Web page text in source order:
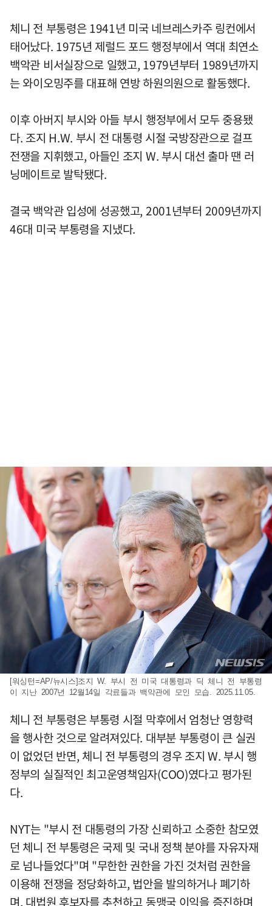
체니 전 부통령은 1941년 미국 네브레스카주 링컨에서
태어났다. 1975년 제럴드 포드 행정부에서 역대 최연소
백악관 비서실장으로 일했고, 1979년부터 1989년까지
는 와이오밍주를 대표해 연방 하원의원으로 활동했다.
이후 아버지 부시와 아들 부시 행정부에서 모두 중용됐
다. 조지 H.W. 부시 전 대통령 시절 국방장관으로 걸프
전쟁을 지휘했고, 아들인 조지 W. 부시 대선 출마 땐 러
닝메이트로 발탁됐다.
결국 백악관 입성에 성공했고, 2001년부터 2009년까지
46대 미국 부통령을 지냈다.
[워싱턴=AP/뉴시스]조지 W. 부시 전 미국 대통령과 딕 체니 전 부통령
이 지난 2007년 12월14일 각료들과 백악관에 모인 모습. 2025.11.05.
체니 전 부통령은 부통령 시절 막후에서 엄청난 영향력
을 행사한 것으로 알려져있다. 대부분 부통령이 큰 실권
이 없었던 반면, 체니 전 부통령의 경우 조지 W. 부시 행
정부의 실질적인 최고운영책임자(COO)였다고 평가된
다.
NYT는 "부시 전 대통령의 가장 신뢰하고 소중한 참모였
던 체니 전 부통령은 국제 및 국내 정책 분야를 자유자재
로 넘나들었다"며 "무한한 권한을 가진 것처럼 권한을
이용해 전쟁을 정당화하고, 법안을 발의하거나 폐기하
며, 대법원 후보자를 추천하고 동맹국 이익을 증진하며